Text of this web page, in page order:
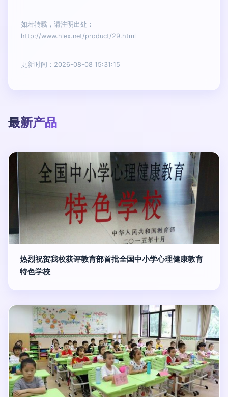
如若转载，请注明出处：
http://www.hlex.net/product/29.html
更新时间：2026-08-08 15:31:15
最新产品
热烈祝贺我校获评教育部首批全国中小学心理健康教育
特色学校